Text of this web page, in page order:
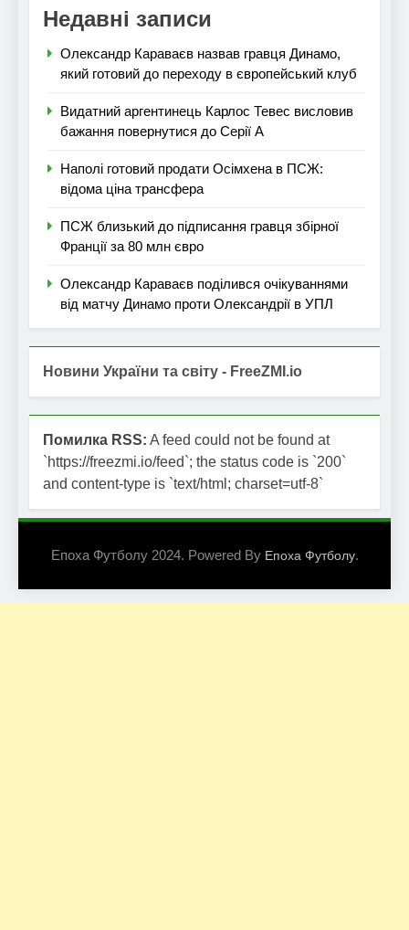
Недавні записи
Олександр Караваєв назвав гравця Динамо,
який готовий до переходу в європейський клуб
Видатний аргентинець Карлос Тевес висловив
бажання повернутися до Серії А
Наполі готовий продати Осімхена в ПСЖ:
відома ціна трансфера
ПСЖ близький до підписання гравця збірної
Франції за 80 млн євро
Олександр Караваєв поділився очікуваннями
від матчу Динамо проти Олександрії в УПЛ
Новини України та світу - FreeZMI.io
Помилка RSS: A feed could not be found at
`https://freezmi.io/feed`; the status code is `200`
and content-type is `text/html; charset=utf-8`
Епоха Футболу 2024. Powered By Епоха Футболу.